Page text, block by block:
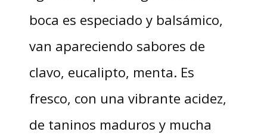
boca es especiado y balsámico,
van apareciendo sabores de
clavo, eucalipto, menta. Es
fresco, con una vibrante acidez,
de taninos maduros y mucha